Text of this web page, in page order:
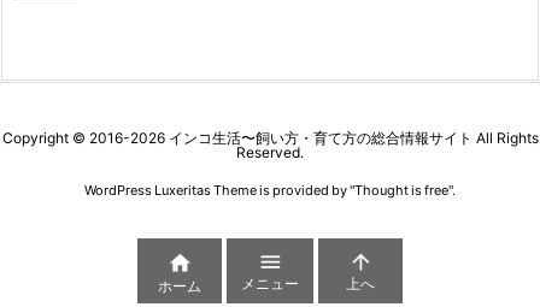
Copyright © 2016-2026 インコ生活〜飼い方・育て方の総合情報サイト All Rights
Reserved.
WordPress Luxeritas Theme is provided by "Thought is free".

ホーム

メニュー

上へ